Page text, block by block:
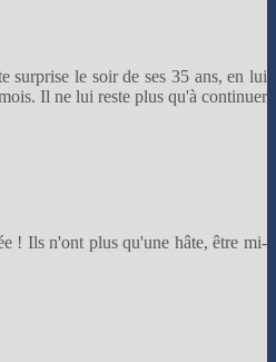
surprise le soir de ses 35 ans, en lui
Il ne lui reste plus qu'à continuer
! Ils n'ont plus qu'une hâte, être mi-